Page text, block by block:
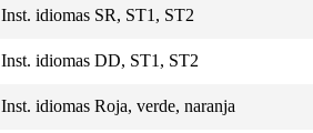
Inst. idiomas SR, ST1, ST2
Inst. idiomas DD, ST1, ST2
Inst. idiomas Roja, verde, naranja